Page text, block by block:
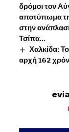
δρόμοι τον
αποτύπωμα
στην
Τσίπα…
Χαλκίδα:
αρχή 162